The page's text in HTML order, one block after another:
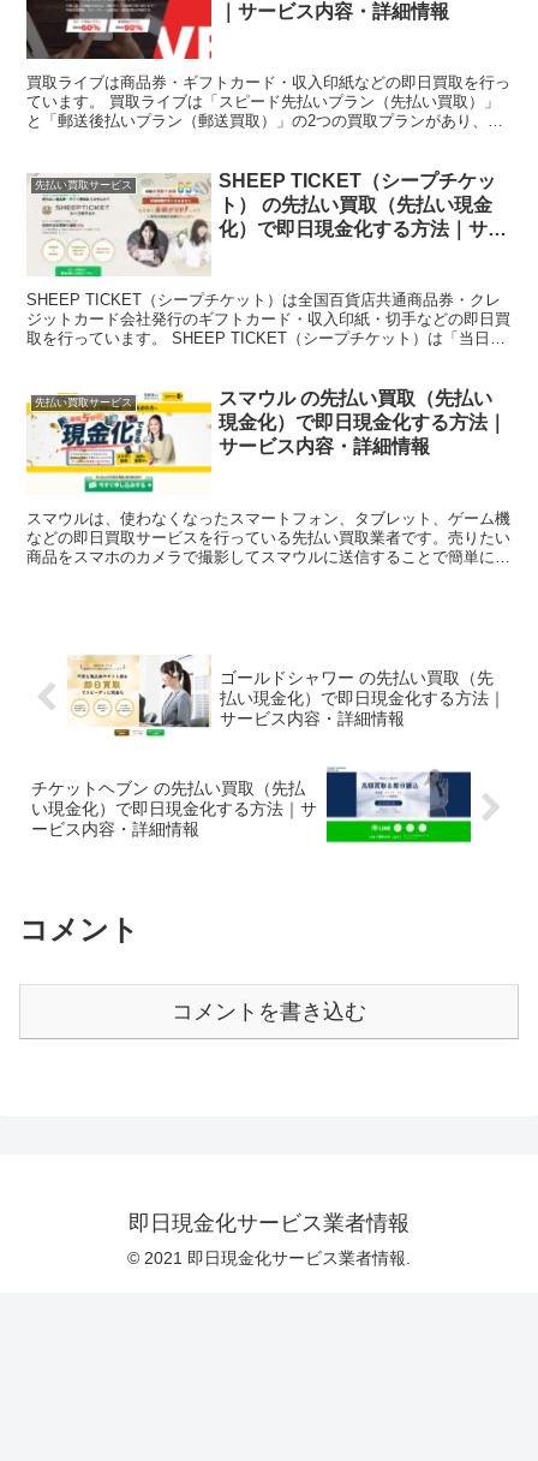
｜サービス内容・詳細情報
買取ライブは商品券・ギフトカード・収入印紙などの即日買取を行っ
ています。 買取ライブは「スピード先払いプラン（先払い買取）」
と「郵送後払いプラン（郵送買取）」の2つの買取プランがあり、
先払い買取サービス
SHEEP TICKET（シープチケッ
ト） の先払い買取（先払い現金
化）で即日現金化する方法｜サー
SHEEP TICKET（シープチケット）は全国百貨店共通商品券・クレ
ジットカード会社発行のギフトカード・収入印紙・切手などの即日買
取を行っています。 SHEEP TICKET（シープチケット）は「当日買
先払い買取サービス
スマウル の先払い買取（先払い
現金化）で即日現金化する方法｜
サービス内容・詳細情報
スマウルは、使わなくなったスマートフォン、タブレット、ゲーム機
などの即日買取サービスを行っている先払い買取業者です。売りたい
商品をスマホのカメラで撮影してスマウルに送信することで簡単に買
ゴールドシャワー の先払い買取（先
払い現金化）で即日現金化する方法｜
サービス内容・詳細情報
チケットヘブン の先払い買取（先払
い現金化）で即日現金化する方法｜サ
ービス内容・詳細情報
コメント
コメントを書き込む
即日現金化サービス業者情報
© 2021 即日現金化サービス業者情報.